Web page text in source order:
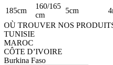
185cm
160/165
cm
5cm
OÙ TROUVER NOS
TUNISIE
MAROC
CÔTE D’IVOIRE
Burkina Faso